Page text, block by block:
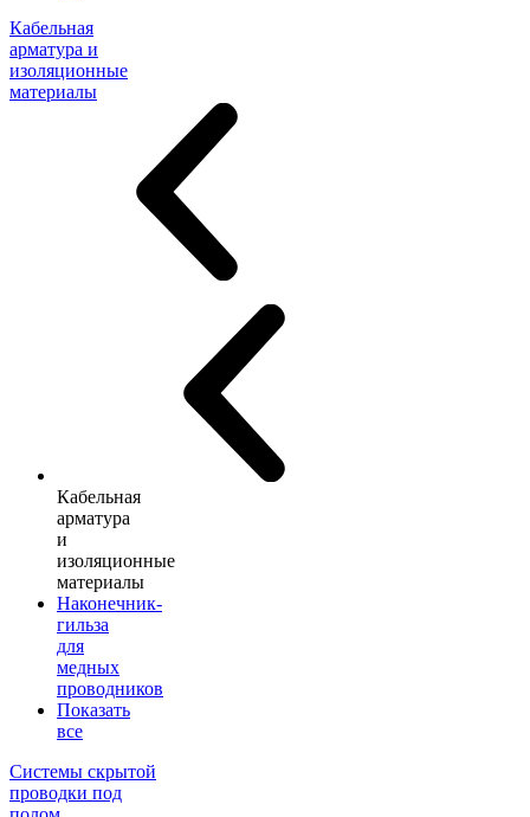
Кабельная
арматура и
изоляционные
материалы
Кабельная
арматура
и
изоляционные
материалы
Наконечник-
гильза
для
медных
проводников
Показать
все
Системы скрытой
проводки под